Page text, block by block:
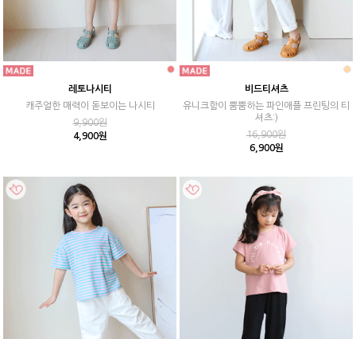
레토나시티
캐주얼한 매력이 돋보이는 나시티
9,900원
4,900원
비드티셔츠
유니크함이 뿜뿜하는 파인애플 프린팅의 티
셔츠:)
16,900원
6,900원